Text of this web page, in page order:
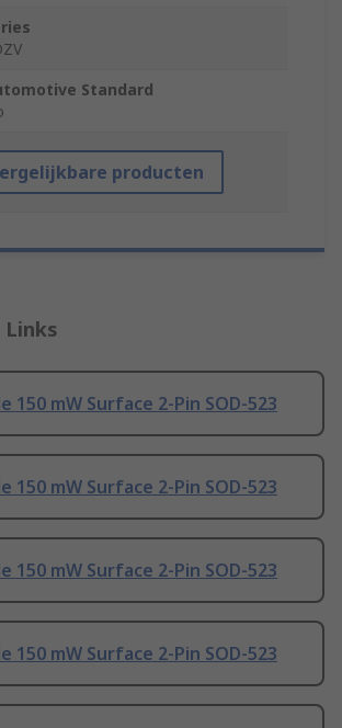
Standard
producten
150 mW Surface 2-Pin SOD-523
150 mW Surface 2-Pin SOD-523
150 mW Surface 2-Pin SOD-523
150 mW Surface 2-Pin SOD-523